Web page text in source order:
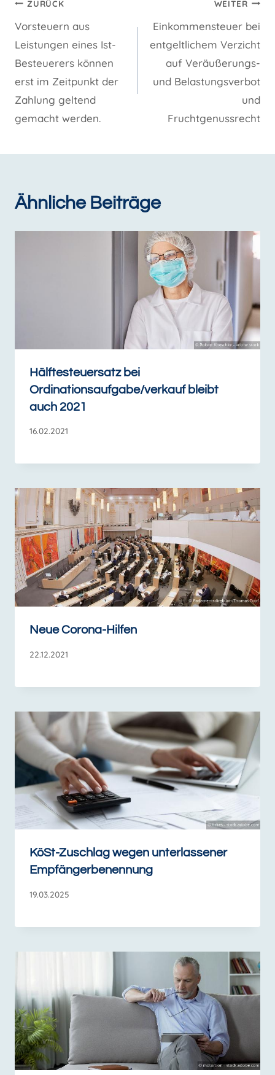
Beitragsnavigation
ZURÜCK
Vorsteuern aus
Leistungen eines Ist-
Besteuerers können
erst im Zeitpunkt der
Zahlung geltend
gemacht werden.
WEITER
Einkommensteuer bei
entgeltlichem Verzicht
auf Veräußerungs-
und Belastungsverbot
und
Fruchtgenussrecht
Ähnliche Beiträge
Hälftesteuersatz bei
Ordinationsaufgabe/verkauf bleibt
auch 2021
16.02.2021
Neue Corona-Hilfen
22.12.2021
KöSt-Zuschlag wegen unterlassener
Empfängerbenennung
19.03.2025